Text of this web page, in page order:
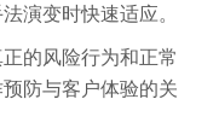
演变时快速适应。
的风险行为和正常
防与客户体验的关